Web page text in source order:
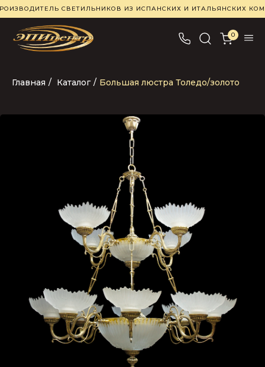
СВЕТИЛЬНИКОВ ИЗ ИСПАНСКИХ И ИТАЛЬЯНСКИХ
0
Главная / Каталог / Большая люстра Толедо/золото